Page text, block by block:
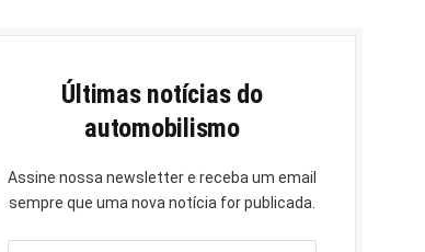
Últimas notícias do
automobilismo
Assine nossa newsletter e receba um email
sempre que uma nova notícia for publicada.